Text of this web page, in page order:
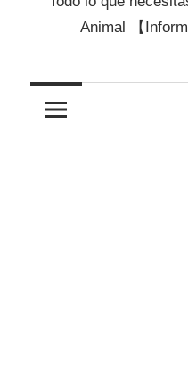
Zootecnia
Veterinaria
Animal 【